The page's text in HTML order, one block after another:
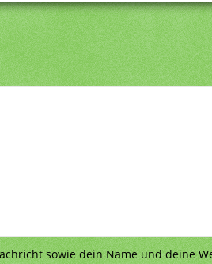
sowie dein Name und deine